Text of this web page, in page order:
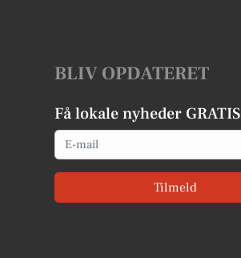
BLIV OPDATERET
Få lokale nyheder GRATIS
Email
Tilmeld